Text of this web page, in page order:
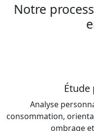
Notre
Analyse
consommation,
ombrage